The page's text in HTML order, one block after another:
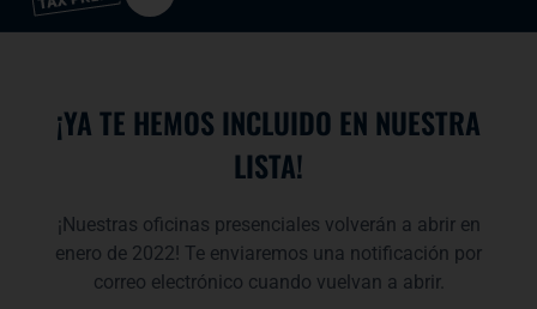
فارسی
¡YA TE HEMOS INCLUIDO EN NUESTRA
LISTA!
¡Nuestras oficinas presenciales volverán a abrir en
enero de 2022! Te enviaremos una notificación por
correo electrónico cuando vuelvan a abrir.